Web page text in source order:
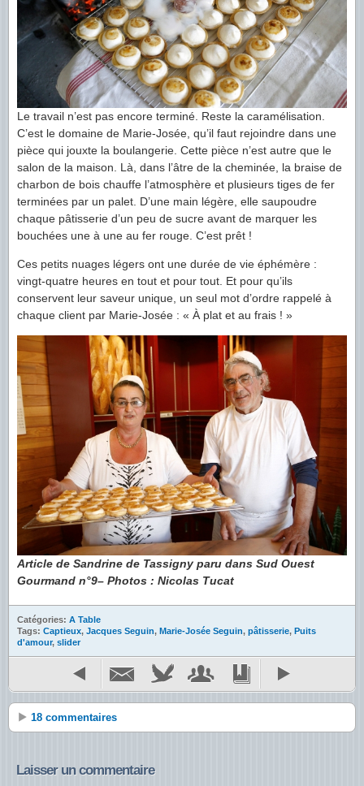
Le travail n’est pas encore terminé. Reste la caramélisation.
C’est le domaine de Marie-Josée, qu’il faut rejoindre dans une
pièce qui jouxte la boulangerie. Cette pièce n’est autre que le
salon de la maison. Là, dans l’âtre de la cheminée, la braise de
charbon de bois chauffe l’atmosphère et plusieurs tiges de fer
terminées par un palet. D’une main légère, elle saupoudre
chaque pâtisserie d’un peu de sucre avant de marquer les
bouchées une à une au fer rouge. C’est prêt !
Ces petits nuages légers ont une durée de vie éphémère :
vingt-quatre heures en tout et pour tout. Et pour qu’ils
conservent leur saveur unique, un seul mot d’ordre rappelé à
chaque client par Marie-Josée : « À plat et au frais ! »
Article de Sandrine de Tassigny paru dans Sud Ouest
Gourmand n°9– Photos : Nicolas Tucat
Catégories: A Table
Tags: Captieux, Jacques Seguin, Marie-Josée Seguin, pâtisserie, Puits
d'amour, slider
18 commentaires
Laisser un commentaire